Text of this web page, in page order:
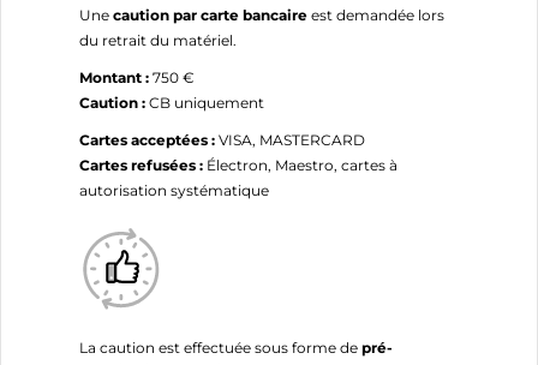
Une caution par carte bancaire est demandée lors
du retrait du matériel.
Montant : 750 €
Caution : CB uniquement
Cartes acceptées : VISA, MASTERCARD
Cartes refusées : Électron, Maestro, cartes à
autorisation systématique
La caution est effectuée sous forme de pré-